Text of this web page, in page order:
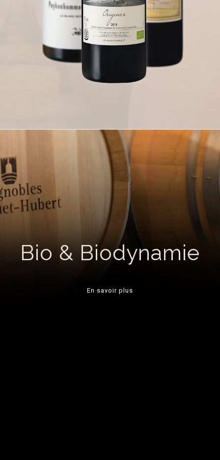
Bio & Biodynamie
En savoir plus